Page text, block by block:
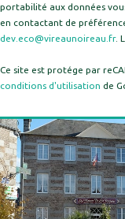
portabilité aux données
en contactant de
dev.eco@vireaunoireau.fr.
Ce site est protége par
conditions d'utilisation de